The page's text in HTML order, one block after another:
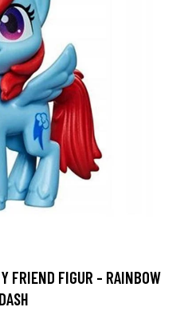
FRIEND FIGUR - RAINBOW
DASH